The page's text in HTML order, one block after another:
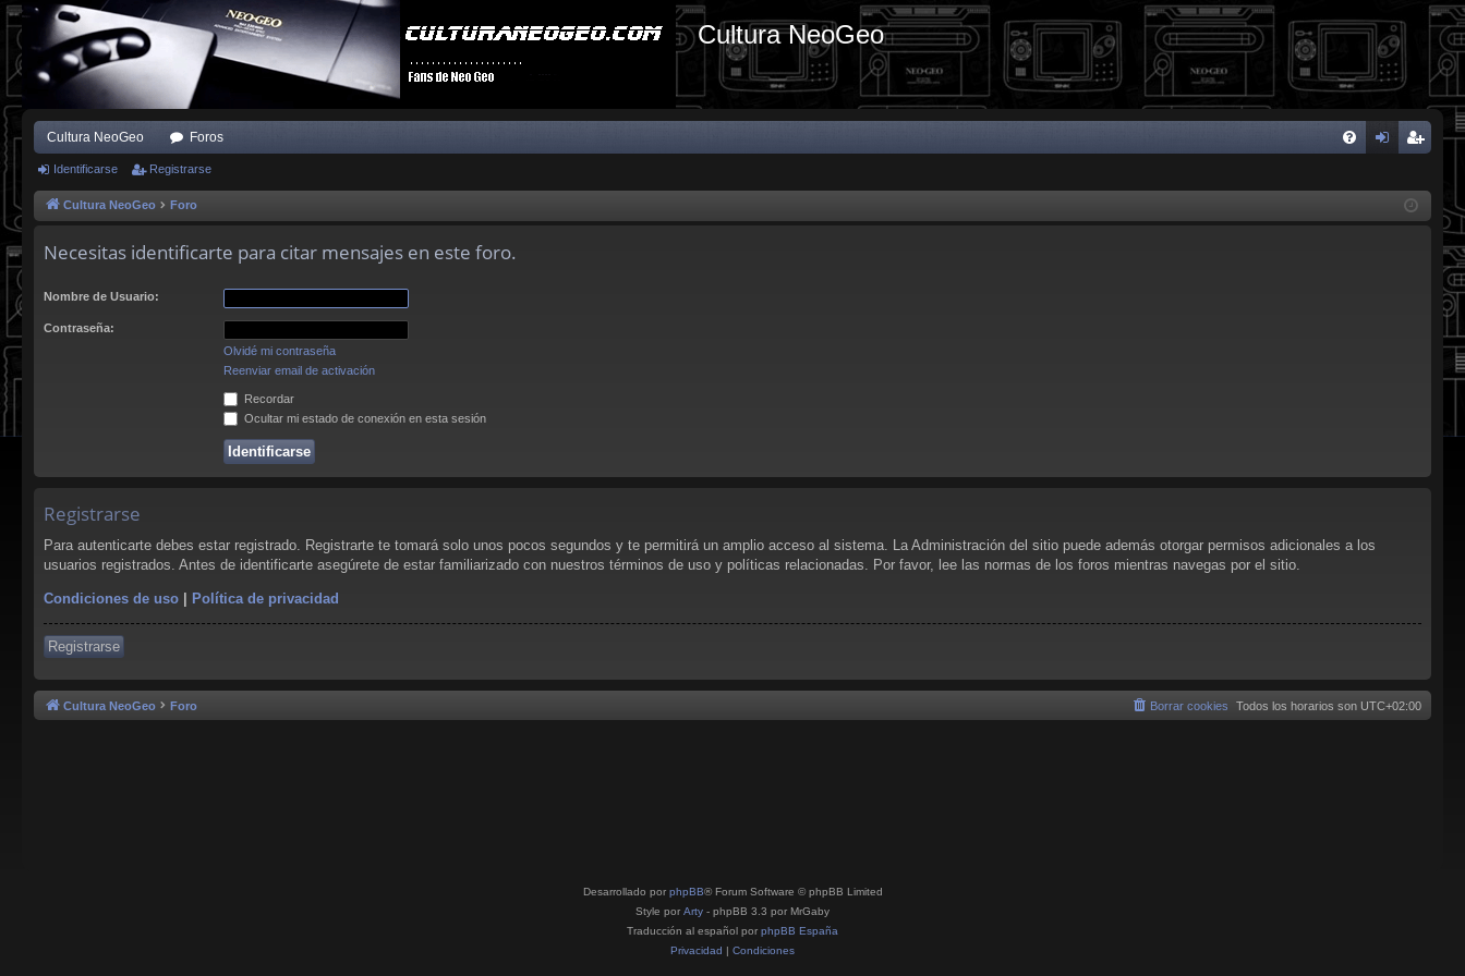
Cultura NeoGeo
Cultura NeoGeo Foros
ist
Identificarse Registrarse
Cultura NeoGeo Foro
Necesitas identificarte para citar mensajes en este foro.
Nombre de Usuario:
Contraseña:
Olvidé mi contraseña
Reenviar email de activación
Recordar
Ocultar mi estado de conexión en esta sesión
Registrarse
Para autenticarte debes estar registrado. Registrarte te tomará solo unos pocos segundos y te permitirá un amplio acceso al sistema. La Administración del sitio puede además otorgar permisos adicionales a los
usuarios registrados. Antes de identificarte asegúrete de estar familiarizado con nuestros términos de uso y políticas relacionadas. Por favor, lee las normas de los foros mientras navegas por el sitio.
Condiciones de uso | Política de privacidad
Registrarse
Cultura NeoGeo Foro Todos los horarios son UTC+02:00
Borrar cookies
Desarrollado por phpBB® Forum Software © phpBB Limited
Style por Arty - phpBB 3.3 por MrGaby
Traducción al español por phpBB España
Privacidad | Condiciones